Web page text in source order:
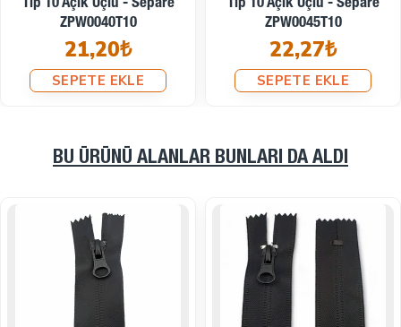
Tip 10 Açık Uçlu - Separe
ZPW0050T10
23,33₺
SEPETE EKLE
Tip 10 Açık Uçlu - Separe
ZPW0055T10
24,32₺
SEPETE EKLE
BU ÜRÜNÜ ALANLAR BUNLARI DA ALDI